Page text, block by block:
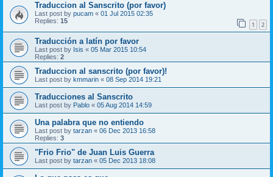
Traduccion al Sanscrito (por favor)
Last post by pucam « 01 Jul 2015 02:35
Replies: 15 1 2
Traducción a latín por favor
Last post by Isis « 05 Mar 2015 10:54
Replies: 2
Traduccion al sanscrito (por favor)!
Last post by kmmarin « 08 Sep 2014 19:21
Traducciones al Sanscrito
Last post by Pablo « 05 Aug 2014 14:59
Una palabra que no entiendo
Last post by tarzan « 06 Dec 2013 16:58
Replies: 3
"Frio Frio" de Juan Luis Guerra
Last post by tarzan « 05 Dec 2013 18:08